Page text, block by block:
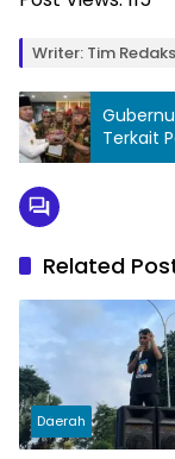
Writer: Tim
Terkait
Minerba
Related
Daerah